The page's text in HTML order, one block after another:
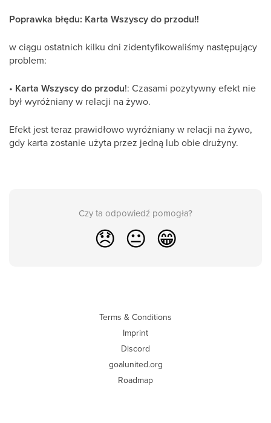
Poprawka błędu: Karta Wszyscy do przodu!!
w ciągu ostatnich kilku dni zidentyfikowaliśmy następujący
problem:
• Karta Wszyscy do przodu!: Czasami pozytywny efekt nie
był wyróżniany w relacji na żywo.
Efekt jest teraz prawidłowo wyróżniany w relacji na żywo,
gdy karta zostanie użyta przez jedną lub obie drużyny.
Czy ta odpowiedź pomogła?
😞 😐 😁
Terms & Conditions
Imprint
Discord
goalunited.org
Roadmap